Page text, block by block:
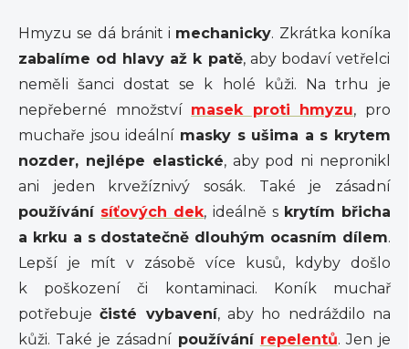
Hmyzu se dá bránit i mechanicky. Zkrátka koníka
zabalíme od hlavy až k patě, aby bodaví vetřelci
neměli šanci dostat se k holé kůži. Na trhu je
nepřeberné množství masek proti hmyzu, pro
muchaře jsou ideální masky s ušima a s krytem
nozder, nejlépe elastické, aby pod ni nepronikl
ani jeden krvežíznivý sosák. Také je zásadní
používání síťových dek, ideálně s krytím břicha
a krku a s dostatečně dlouhým ocasním dílem.
Lepší je mít v zásobě více kusů, kdyby došlo
k poškození či kontaminaci. Koník muchař
potřebuječisté vybavení, aby ho nedráždilo na
kůži. Také je zásadní používání repelentů. Jen je